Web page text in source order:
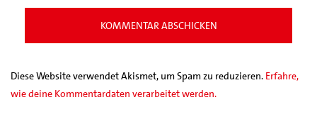
Diese Website verwendet Akismet, um Spam zu reduzieren. Erfahre,
wie deine Kommentardaten verarbeitet werden.